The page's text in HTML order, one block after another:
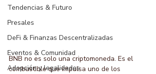
Tendencias & Futuro
Presales
DeFi & Finanzas Descentralizadas
Eventos & Comunidad
Adopción y legalidades
BNB no es solo una criptomoneda. Es el
combustible que impulsa uno de los